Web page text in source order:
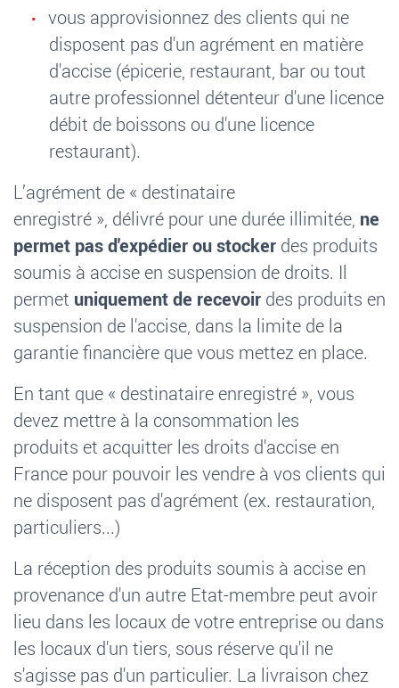
vous approvisionnez des clients qui ne
disposent pas d'un agrément en matière
d'accise (épicerie, restaurant, bar ou tout
autre professionnel détenteur d'une licence
débit de boissons ou d'une licence
restaurant).
L’agrément de « destinataire
enregistré », délivré pour une durée illimitée, ne
permet pas d'expédier ou stocker des produits
soumis à accise en suspension de droits. Il
permet uniquement de recevoir des produits en
suspension de l'accise, dans la limite de la
garantie financière que vous mettez en place.
En tant que « destinataire enregistré », vous
devez mettre à la consommation les
produits et acquitter les droits d'accise en
France pour pouvoir les vendre à vos clients qui
ne disposent pas d'agrément (ex. restauration,
particuliers...)
La réception des produits soumis à accise en
provenance d'un autre Etat-membre peut avoir
lieu dans les locaux de votre entreprise ou dans
les locaux d'un tiers, sous réserve qu'il ne
s'agisse pas d'un particulier. La livraison chez